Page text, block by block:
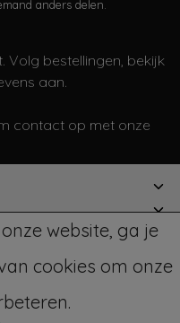
anders delen.
Volg bestellingen, bekijk
aan.
contact op met onze
InStijl Media
website, ga je
cookies om onze